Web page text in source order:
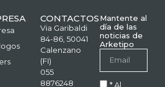
CONTACTOS
Via Garibaldi
84-86, 50041
Calenzano
(FI)
055
8876248
Mantente al
día de las
noticias de
Arketipo
* Al